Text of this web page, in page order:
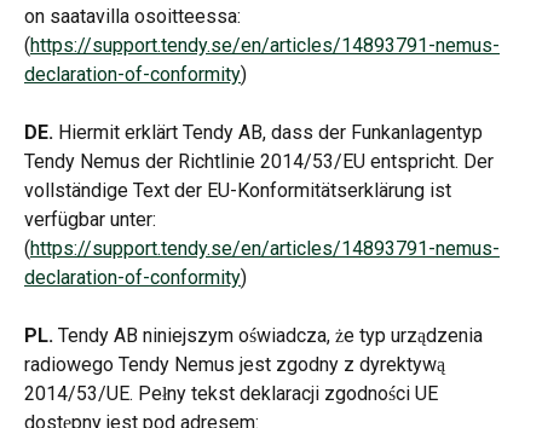
on saatavilla osoitteessa:
(https://support.tendy.se/en/articles/14893791-nemus-
declaration-of-conformity)
DE. Hiermit erklärt Tendy AB, dass der Funkanlagentyp
Tendy Nemus der Richtlinie 2014/53/EU entspricht. Der
vollständige Text der EU-Konformitätserklärung ist
verfügbar unter:
(https://support.tendy.se/en/articles/14893791-nemus-
declaration-of-conformity)
PL. Tendy AB niniejszym oświadcza, że typ urządzenia
radiowego Tendy Nemus jest zgodny z dyrektywą
2014/53/UE. Pełny tekst deklaracji zgodności UE
dostępny jest pod adresem: